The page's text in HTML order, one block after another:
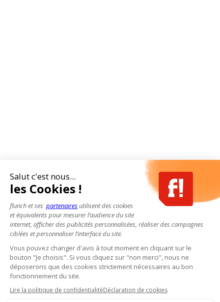
Salut c'est nous...
les Cookies !
flunch et ses partenairesutilisent des cookies
et équivalents pour mesurer l’audience du site
internet, afficher des publicités personnalisées, réaliser des campagnes
ciblées et personnaliser l’interface du site.
Vous pouvez changer d'avis à tout moment en cliquant sur le
bouton "Je choisis". Si vous cliquez sur "non merci", nous ne
déposerons que des cookies strictement nécessaires au bon
fonctionnement du site.
Lire la politique de confidentialitéDéclaration de cookies